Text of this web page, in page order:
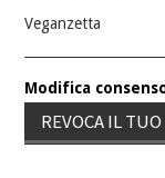
Veganzetta
Modifica
REVOCA IL